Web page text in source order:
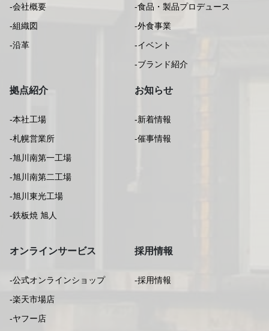
-会社概要
-組織図
-沿革
-食品・製品プロデュース
-外食事業
-イベント
-ブランド紹介
拠点紹介
-本社工場
-札幌営業所
-旭川南第一工場
-旭川南第二工場
-旭川東光工場
-鉄板焼 旭人
お知らせ
-新着情報
-催事情報
オンラインサービス
-公式オンラインショップ
-楽天市場店
-ヤフー店
採用情報
-採用情報